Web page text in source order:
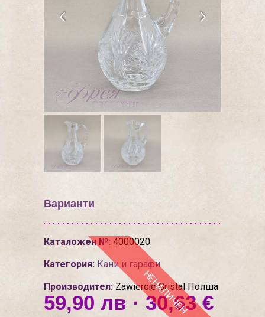
Варианти
Каталожен №: 4000020
Категория: Кани и гарафи
Производител: Zawiercie Cristal Полша
59,90 лв · 30,63 €
НЕНАЛИЧЕН